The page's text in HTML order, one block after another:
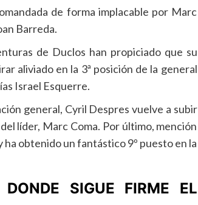
de forma implacable por Marc
Barreda.
de Duclos han propiciado que su
aliviado en la 3ª posición de la general
Israel Esquerre.
general, Cyril Despres vuelve a subir
líder, Marc Coma. Por último, mención
ha obtenido un fantástico 9º puesto en la
SIGUE FIRME EL